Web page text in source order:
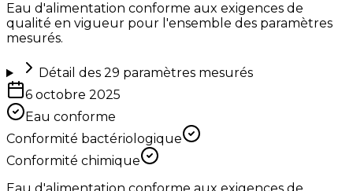
Eau d'alimentation conforme aux exigences de
qualité en vigueur pour l'ensemble des paramètres
mesurés.
Détail des 29 paramètres mesurés
6 octobre 2025
Eau conforme
Conformité bactériologique
Conformité chimique